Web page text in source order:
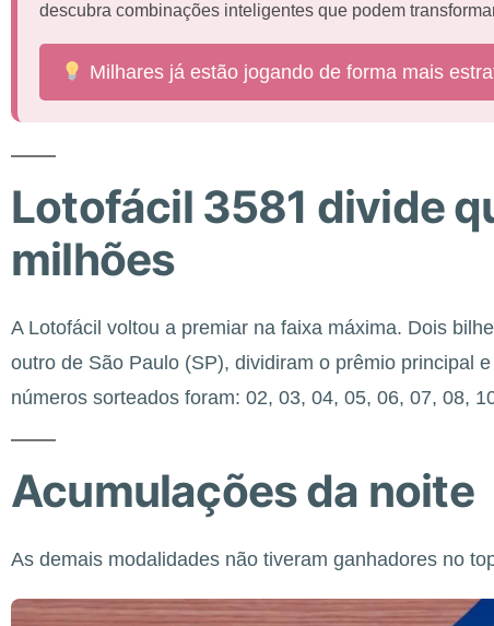
descubra combinações inteligentes que podem
Milhares já estão jogando de forma mais
Lotofácil 3581 divide
milhões
A Lotofácil voltou a premiar na faixa máxima. Dois
outro de São Paulo (SP), dividiram o prêmio principal
números sorteados foram: 02, 03, 04, 05, 06, 07, 08,
Acumulações da noite
As demais modalidades não tiveram ganhadores no